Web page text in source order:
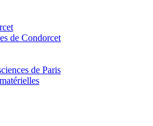
de Condorcet
de Paris